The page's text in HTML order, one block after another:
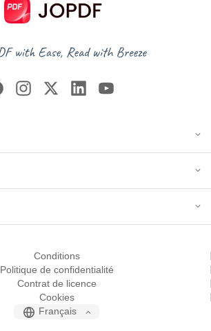
Conditions
Politique de confidentialité
Contrat de licence
Cookies
Français